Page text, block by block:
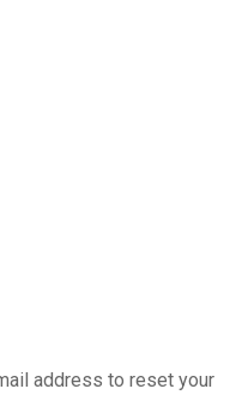
address to reset your